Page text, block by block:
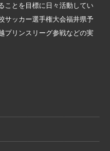
ことを目標に日々活動してい
サッカー選手権大会福井県予
プリンスリーグ参戦などの実